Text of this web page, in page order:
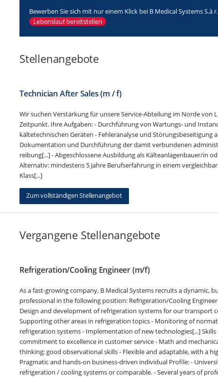
Bewerben Sie sich mit nur einem Klick bei B Medical Systems S.à
Lebenslauf bereitstellen
Stellenangebote
Technician After Sales (m / f)
Wir suchen Verstärkung für unsere Service-Abteilung im Norde von
Zeitpunkt. Ihre Aufgaben: - Durchführung von Wartungs- und
kältetechnischen Geräten - Fehleranalyse und Störungsbeseitigung
Dokumentation und Durchführung der damit verbundenen
reibung[...] - Abgeschlossene Ausbildung als Kälteanlagenbauer/in
Alternativ: mindestens 5 Jahre Berufserfahrung in einem
Klass[...]
Zum vollständigen Stellenangebot
Vergangene Stellenangebote
Refrigeration/Cooling Engineer (m/f)
As a fast-growing company, B Medical Systems recruits a dynamic,
professional in the following position: Refrigeration/Cooling
Design and development of refrigeration systems for our transport
Supporting other areas in refrigeration topics - Monitoring of
refrigeration systems - Implementation of new technologies[...]
commitment to excellence in customer service - Math and
thinking; good observational skills - Flexible and adaptable, with a
Pragmatic and hands-on business-driven individual Profile: -
refrigeration / cooling systems or comparable. - Several years of